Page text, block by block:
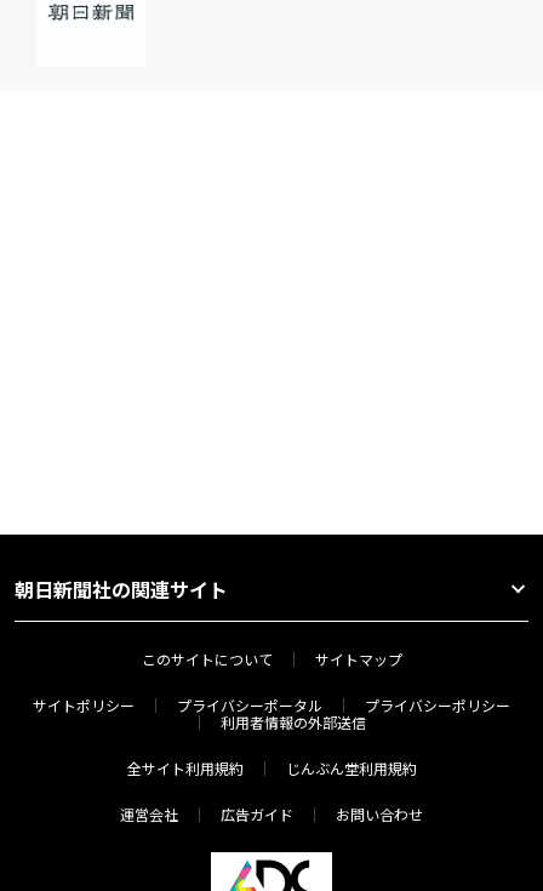
朝日新聞社の関連サイト
このサイトについて サイトマップ
サイトポリシー プライバシーポータル
プライバシーポリシー
利用者情報の外部送信
全サイト利用規約 じんぶん堂利用規約
運営会社 広告ガイド お問い合わせ